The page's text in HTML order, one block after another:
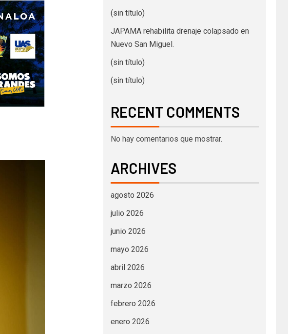
(sin título)
JAPAMA rehabilita drenaje colapsado en
Nuevo San Miguel.
(sin título)
(sin título)
RECENT COMMENTS
No hay comentarios que mostrar.
ARCHIVES
agosto 2026
julio 2026
junio 2026
mayo 2026
abril 2026
marzo 2026
febrero 2026
enero 2026